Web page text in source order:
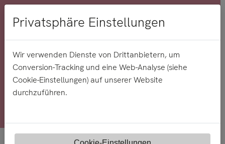
Knowledge Base
Privatsphäre Einstellungen
Wir verwenden Dienste von Drittanbietern, um
Conversion-Tracking und eine Web-Analyse (siehe
Cookie-Einstellungen) auf unserer Website
durchzuführen.